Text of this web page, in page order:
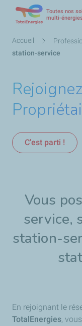
Toutes nos
multi-énergies
Fil
d'Ariane
Accueil
station-service
C'est parti !
Vous
service,
station-
En rejoignant le
TotalEnergies,